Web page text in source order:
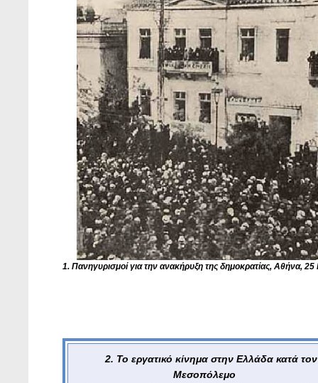
1. Πανηγυρισμοί για την ανακήρυξη της δημοκρατίας, Αθήνα,
2. Το εργατικό κίνημα στην Ελλάδα κατά τον
Μεσοπόλεμο